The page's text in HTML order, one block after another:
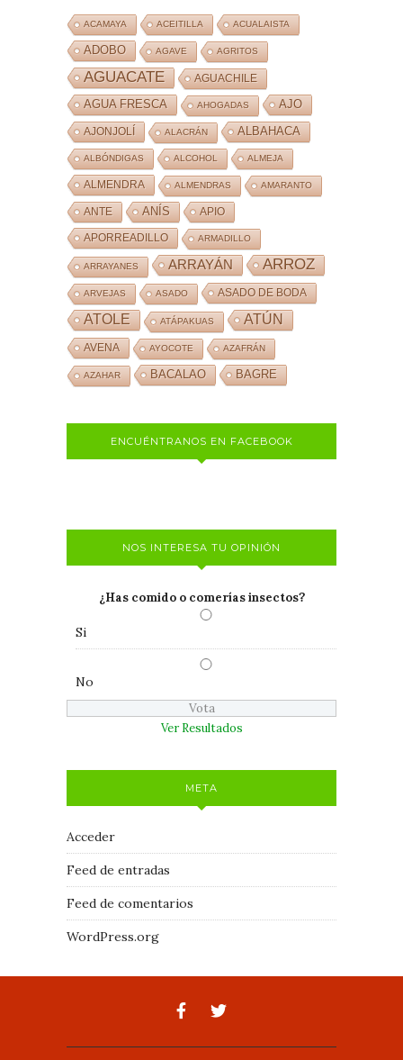
ACAMAYA ACEITILLA ACUALAISTA
ADOBO AGAVE AGRITOS
AGUACATE AGUACHILE
AGUA FRESCA AHOGADAS AJO
AJONJOLÍ ALACRÁN ALBAHACA
ALBÓNDIGAS ALCOHOL ALMEJA
ALMENDRA ALMENDRAS AMARANTO
ANTE ANÍS APIO
APORREADILLO ARMADILLO
ARRAYANES ARRAYÁN ARROZ
ARVEJAS ASADO ASADO DE BODA
ATOLE ATÁPAKUAS ATÚN
AVENA AYOCOTE AZAFRÁN
AZAHAR BACALAO BAGRE
ENCUÉNTRANOS EN FACEBOOK
NOS INTERESA TU OPINIÓN
¿Has comido o comerías insectos?
Si
No
Ver Resultados
META
Acceder
Feed de entradas
Feed de comentarios
WordPress.org